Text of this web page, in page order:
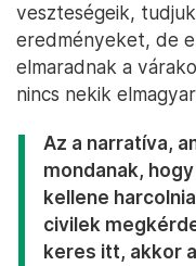
veszteségeik,
eredményeket, de
elmaradnak a
nincs nekik
Az a narratíva,
mondanak,
kellene
civilek
keres itt, akkor